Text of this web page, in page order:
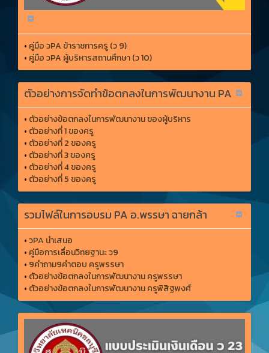
• คู่มือ วPA ข้าราชการครู (ว 9)
• คู่มือ วPA ผู้บริหารสถานศึกษา (ว 10)
ตัวอย่างการจัดทำข้อตกลงในการพัฒนางาน PA
• ตัวอย่างข้อตกลงในการพัฒนางาน ของผู้บริหาร
• ตัวอย่างที่ 1 ของครู
• ตัวอย่างที่ 2 ของครู
• ตัวอย่างที่ 3 ของครู
• ตัวอย่างที่ 4 ของครู
• ตัวอย่างที่ 5 ของครู
รวมไฟล์ในการอบรม PA อ.พรรษา ฉายกล้า
•วPA นำเสนอ
• คู่มือการเลื่อนวิทยฐานะ ว9
• 9คำถาม9คำตอบ ครูพรรษา
• ตัวอย่างข้อตกลงในการพัฒนางาน ครูพรรษา
• ตัวอย่างข้อตกลงในการพัฒนางาน ครูพิสิฐพงศ์